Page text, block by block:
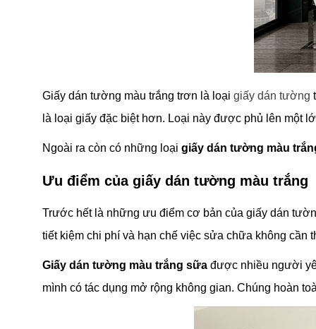
Giấy dán tường màu trắng trơn là loại giấy dán tường
là loại giấy đặc biệt hơn. Loại này được phủ lên một
Ngoài ra còn có những loại giấy dán tường màu
Ưu điểm của giấy dán tường màu trắng
Trước hết là những ưu điểm cơ bản của giấy dán
tiết kiệm chi phí và hạn chế việc sửa chữa không cần
Giấy dán tường màu trắng sữa được nhiều người
mình có tác dụng mở rộng không gian. Chúng hoàn